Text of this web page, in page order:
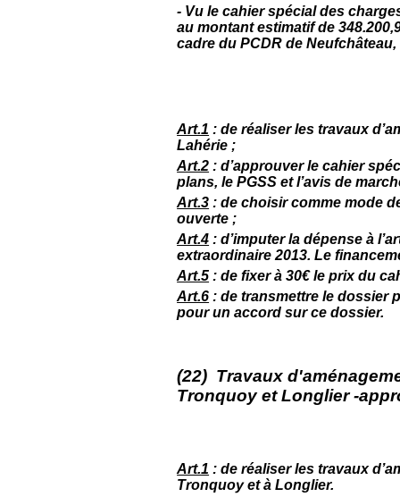
- Vu le cahier spécial des
au montant estimatif de
cadre du PCDR de
Art.1 : de réaliser les travaux
Lahérie ;
Art.2 : d’approuver le cahier
plans, le PGSS et l’avis de
Art.3 : de choisir comme mode
ouverte ;
Art.4 : d’imputer la dépense à
extraordinaire 2013. Le
Art.5 : de fixer à 30€ le prix du
Art.6 : de transmettre le dossier
pour un accord sur ce dossier.
(22) Travaux
Tronquoy et Longlier -
Art.1 : de réaliser les travaux
Tronquoy et à Longlier.